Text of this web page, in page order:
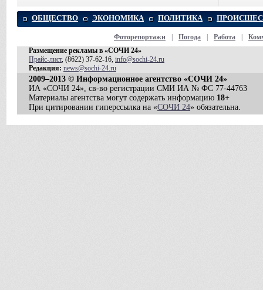
ОБЩЕСТВО ЭКОНОМИКА ПОЛИТИКА
Фоторепортажи Погода Работа
Размещение рекламы в «СОЧИ 24»
Прайс-лист, (8622) 37-62-16, info@sochi-24.ru
Редакция: news@sochi-24.ru
2009–2013 © Информационное агентство «СОЧИ 24»
ИА «СОЧИ 24», св-во регистрации СМИ ИА № ФС 77-44763
Материалы агентства могут содержать информацию 18+
При цитировании гиперссылка на «СОЧИ 24» обязательна.